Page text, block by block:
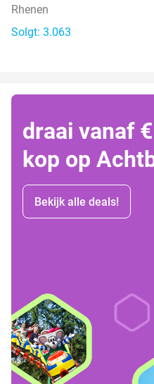
Rhenen
Solgt: 3.063
draai vanaf
kop op
Bekijk alle deals!